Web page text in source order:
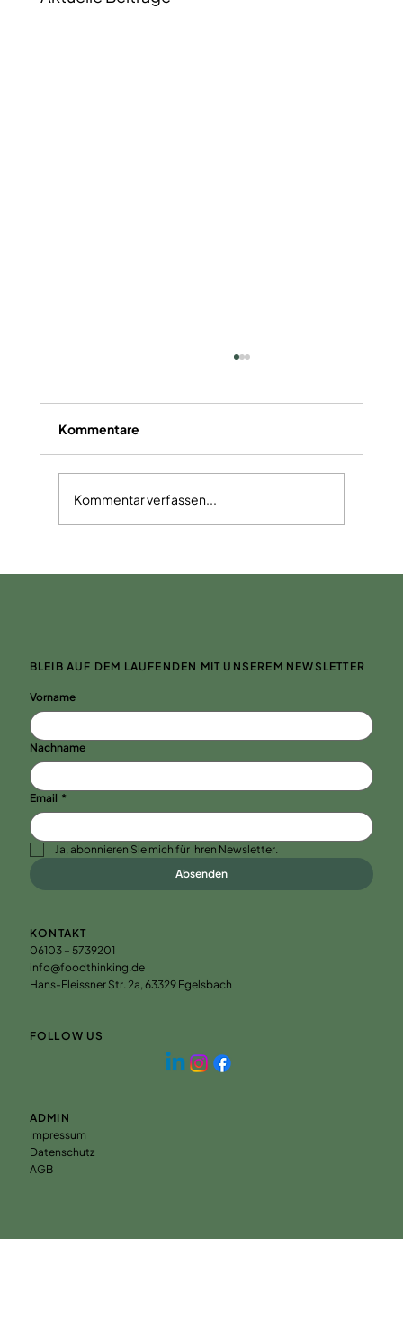
Alkoholfreier Mango-Mojito
Kommentare
Kommentar verfassen...
KONTAKT
06103 – 5739201
info@foodthinking.de
Hans-Fleissner Str. 2a, 63329 Egelsbach
FOLLOW US
BLEIB AUF DEM LAUFENDEN MIT UNSEREM NEWSLETTER
Vorname
Nachname
Email *
Ja, abonnieren Sie mich für Ihren Newsletter.
Absenden
ADMIN
Impressum
Datenschutz
AGB